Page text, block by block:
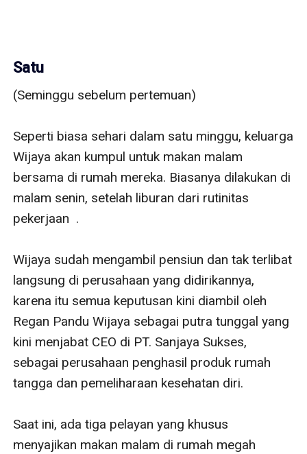
Satu
(Seminggu sebelum pertemuan)
Seperti biasa sehari dalam satu minggu, keluarga
Wijaya akan kumpul untuk makan malam
bersama di rumah mereka. Biasanya dilakukan di
malam senin, setelah liburan dari rutinitas
pekerjaan  .
Wijaya sudah mengambil pensiun dan tak terlibat
langsung di perusahaan yang didirikannya,
karena itu semua keputusan kini diambil oleh
Regan Pandu Wijaya sebagai putra tunggal yang
kini menjabat CEO di PT. Sanjaya Sukses,
sebagai perusahaan penghasil produk rumah
tangga dan pemeliharaan kesehatan diri.
Saat ini, ada tiga pelayan yang khusus
menyajikan makan malam di rumah megah